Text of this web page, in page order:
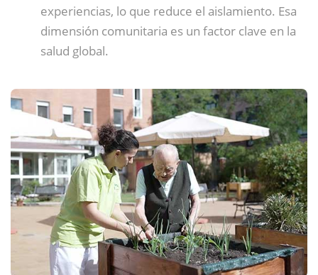
experiencias, lo que reduce el aislamiento. Esa
dimensión comunitaria es un factor clave en la
salud global.